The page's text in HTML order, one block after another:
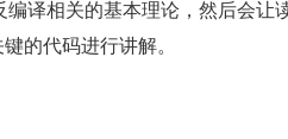
译相关的基本理论，然后会让
的代码进行讲解。